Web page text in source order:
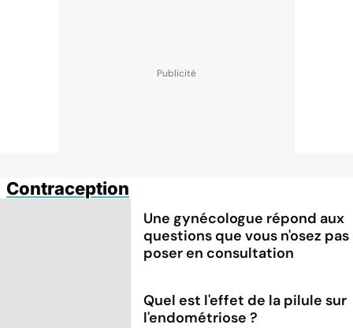
Contraception
Une gynécologue répond aux
questions que vous n'osez pas
poser en consultation
Quel est l'effet de la pilule sur
l'endométriose ?